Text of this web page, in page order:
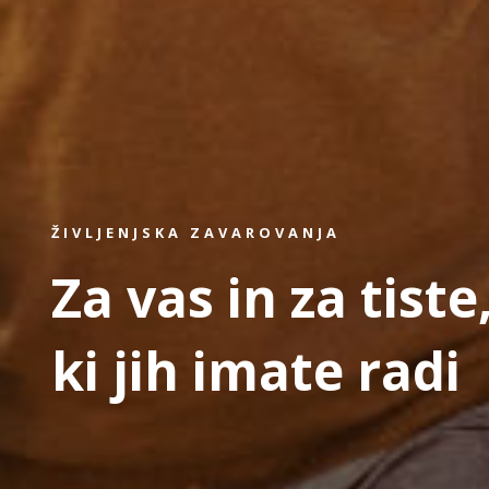
ŽIVLJENJSKA ZAVAROVANJA
Za vas in za
ki jih imate radi